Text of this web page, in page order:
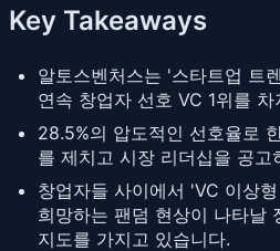
Key Takeaways
알토스벤처스는 '스타트업 트
연속 창업자 선호 VC 1위를 차
28.5%의 압도적인 선호율로
를 제치고 시장 리더십을 공고
창업자들 사이에서 'VC 이상
희망하는 팬덤 현상이 나타날
지도를 가지고 있습니다.